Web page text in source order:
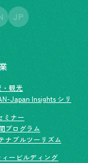
JP
観光
Japan Insights シリ
ミナー
プログラム
ナブルツーリズム
ービルディング